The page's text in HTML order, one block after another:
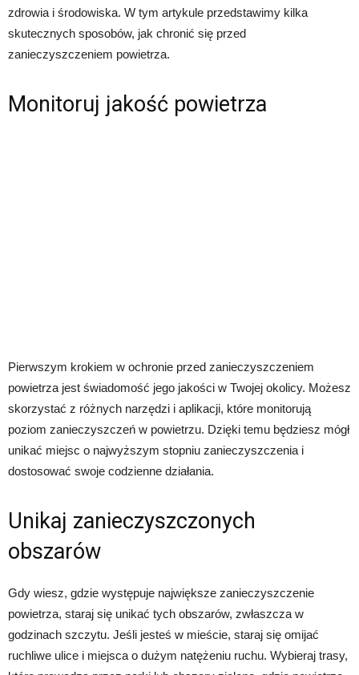
zdrowia i środowiska. W tym artykule przedstawimy kilka
skutecznych sposobów, jak chronić się przed
zanieczyszczeniem powietrza.
Monitoruj jakość powietrza
Pierwszym krokiem w ochronie przed zanieczyszczeniem
powietrza jest świadomość jego jakości w Twojej okolicy. Możesz
skorzystać z różnych narzędzi i aplikacji, które monitorują
poziom zanieczyszczeń w powietrzu. Dzięki temu będziesz mógł
unikać miejsc o najwyższym stopniu zanieczyszczenia i
dostosować swoje codzienne działania.
Unikaj zanieczyszczonych
obszarów
Gdy wiesz, gdzie występuje największe zanieczyszczenie
powietrza, staraj się unikać tych obszarów, zwłaszcza w
godzinach szczytu. Jeśli jesteś w mieście, staraj się omijać
ruchliwe ulice i miejsca o dużym natężeniu ruchu. Wybieraj trasy,